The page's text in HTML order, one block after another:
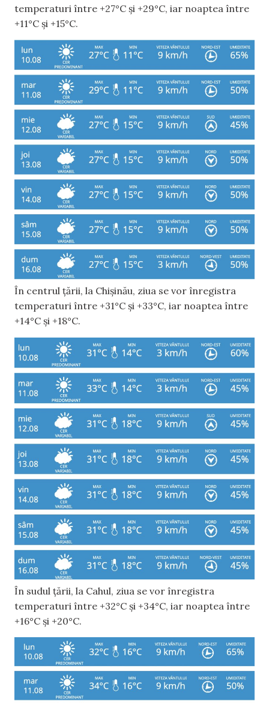
temperaturi între +27°C și +29°C, iar noaptea între
+11°C și +15°C.
În centrul țării, la Chișinău, ziua se vor înregistra
temperaturi între +31°C și +33°C, iar noaptea între
+14°C și +18°C.
În sudul țării, la Cahul, ziua se vor înregistra
temperaturi între +32°C și +34°C, iar noaptea între
+16°C și +20°C.